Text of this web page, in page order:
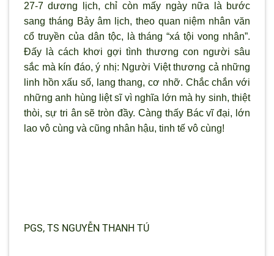
27-7 dương lịch, chỉ còn mấy ngày nữa là bước
sang tháng Bảy âm lịch, theo quan niệm nhân văn
cổ truyền của dân tộc, là tháng “xá tội vong nhân”.
Đấy là cách khơi gợi tình thương con người sâu
sắc mà kín đáo, ý nhị: Người Việt thương cả những
linh hồn xấu số, lang thang, cơ nhỡ. Chắc chắn với
những anh hùng liệt sĩ vì nghĩa lớn mà hy sinh, thiệt
thòi, sự tri ân sẽ tròn đầy. Càng thấy Bác vĩ đại, lớn
lao vô cùng và cũng nhân hậu, tinh tế vô cùng!
PGS, TS NGUYỄN THANH TÚ